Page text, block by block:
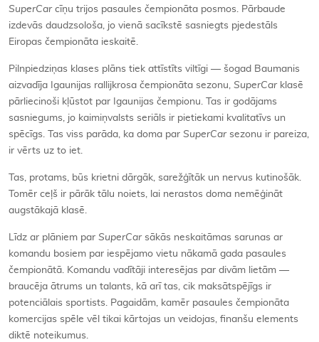
SuperCarcīņu trijos pasaules čempionāta posmos. Pārbaude
izdevās daudzsološa, jo vienā sacīkstē sasniegts pjedestāls
Eiropas čempionāta ieskaitē.
Pilnpiedziņas klases plāns tiek attīstīts viltīgi — šogad Baumanis
aizvadīja Igaunijas rallijkrosa čempionāta sezonu, SuperCarklasē
pārliecinoši kļūstot par Igaunijas čempionu. Tas ir godājams
sasniegums, jo kaimiņvalsts seriāls ir pietiekami kvalitatīvs un
spēcīgs. Tas viss parāda, ka doma par SuperCarsezonu ir pareiza,
ir vērts uz to iet.
Tas, protams, būs krietni dārgāk, sarežģītāk un nervus kutinošāk.
Tomēr ceļš ir pārāk tālu noiets, lai nerastos doma nemēģināt
augstākajā klasē.
Līdz ar plāniem par SuperCarsākās neskaitāmas sarunas ar
komandu bosiem par iespējamo vietu nākamā gada pasaules
čempionātā. Komandu vadītāji interesējas par divām lietām —
braucēja ātrums un talants, kā arī tas, cik maksātspējīgs ir
potenciālais sportists. Pagaidām, kamēr pasaules čempionāta
komercijas spēle vēl tikai kārtojas un veidojas, finanšu elements
diktē noteikumus.